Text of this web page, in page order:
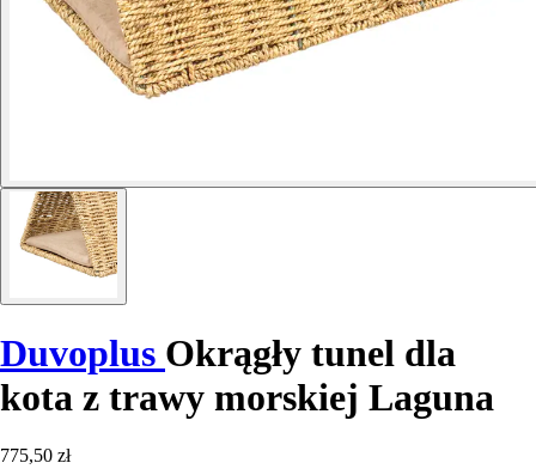
Duvoplus Okrągły tunel dla
kota z trawy morskiej Laguna
775,50 zł